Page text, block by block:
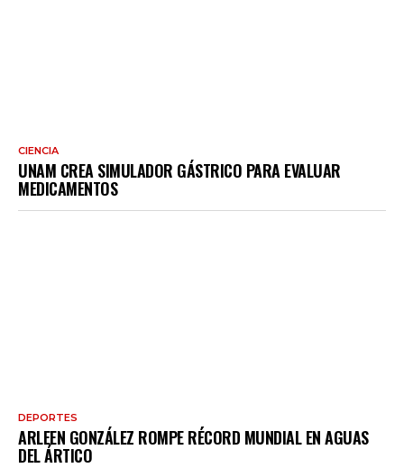
CIENCIA
UNAM CREA SIMULADOR GÁSTRICO PARA EVALUAR
MEDICAMENTOS
DEPORTES
ARLEEN GONZÁLEZ ROMPE RÉCORD MUNDIAL EN AGUAS
DEL ÁRTICO